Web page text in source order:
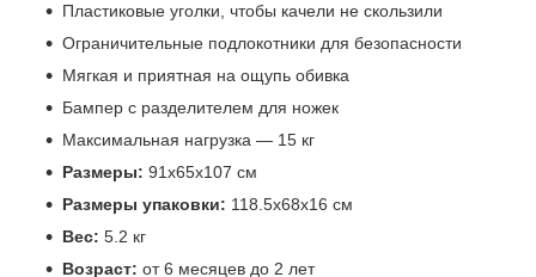
Пластиковые уголки, чтобы качели не скользили
Ограничительные подлокотники для безопасности
Мягкая и приятная на ощупь обивка
Бампер с разделителем для ножек
Максимальная нагрузка — 15 кг
Размеры: 91х65х107 см
Размеры упаковки: 118.5х68х16 см
Вес: 5.2 кг
Возраст: от 6 месяцев до 2 лет